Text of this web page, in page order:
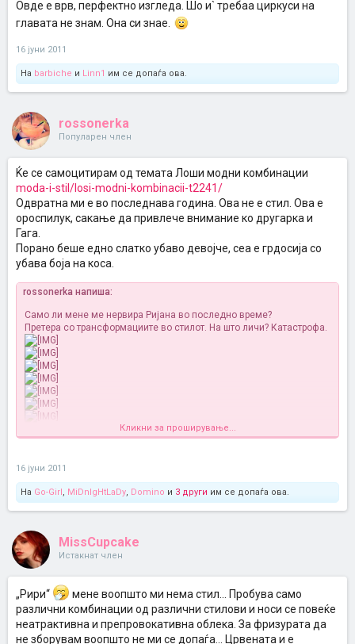
Овде е врв, перфектно изгледа. Шо и` требаа циркуси на
главата не знам. Она си знае.
16 јуни 2011
На barbiche и Linn1 им се допаѓа ова.
rossonerka
Популарен член
Ќе се самоцитирам од темата Лоши модни комбинации
moda-i-stil/losi-modni-kombinacii-t2241/
Одвратна ми е во последнава година. Ова не е стил. Ова е
ороспилук, сакање да привлече внимание ко другарка и
Гага.
Порано беше едно слатко убаво девојче, сеа е грдосија со
убава боја на коса.
rossonerka напиша:
Само ли мене ме нервира Ријана во последно време?
Претера со трансформациите во стилот. На што личи? Катастрофа.
Во последнава година дал 2-3 пати убаво сум ја видела
комбинација
Кликни за проширување...
16 јуни 2011
На Go-Girl , MiDnIgHtLaDy, Domino и 3 други им се допаѓа ова.
MissCupcake
Истакнат член
„Рири“
мене воопшто ми нема стил... Пробува само
различни комбинации од различни стилови и носи се повеќе
неатрактивна и препровокативна облека. За фризурата да
не зборувам воопшто не ми се допаѓа... Црвената и е